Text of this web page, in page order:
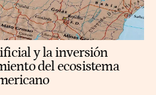
y la inversión
del ecosistema